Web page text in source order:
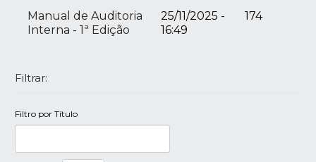
Manual de Auditoria
Interna - 1ª Edição
25/11/2025 -
16:49
174
Filtrar:
Filtro por Título